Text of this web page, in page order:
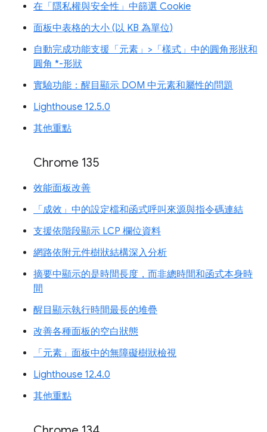
在「隱私權與安全性」中篩選 Cookie
面板中表格的大小 (以 KB 為單位)
自動完成功能支援「元素」>「樣式」中的圓角形狀和
圓角 *-形狀
實驗功能：醒目顯示 DOM 中元素和屬性的問題
Lighthouse 12.5.0
其他重點
Chrome 135
效能面板改善
「成效」中的設定檔和函式呼叫來源與指令碼連結
支援依階段顯示 LCP 欄位資料
網路依附元件樹狀結構深入分析
摘要中顯示的是時間長度，而非總時間和函式本身時
間
醒目顯示執行時間最長的堆疊
改善各種面板的空白狀態
「元素」面板中的無障礙樹狀檢視
Lighthouse 12.4.0
其他重點